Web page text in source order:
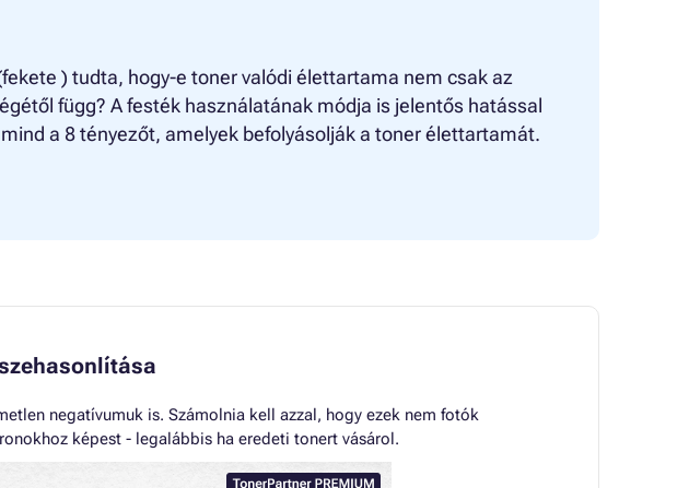
) tudta, hogy-e toner valódi élettartama nem csak az
függ? A festék használatának módja is jelentős hatással
a 8 tényezőt, amelyek befolyásolják a toner élettartamát.
negatívumuk is. Számolnia kell azzal, hogy ezek nem fotók
képest - legalábbis ha eredeti tonert vásárol.